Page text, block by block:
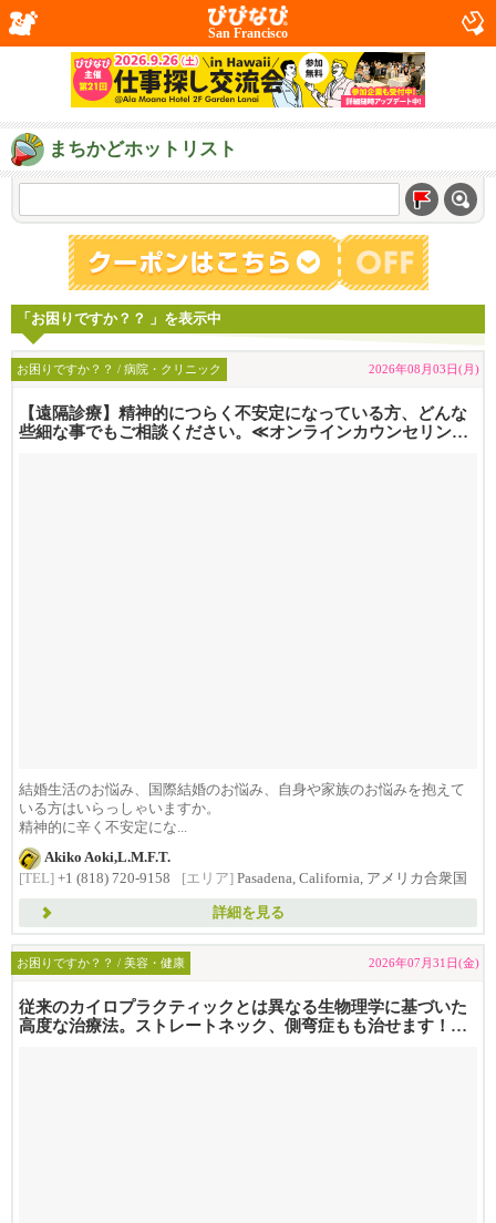
San Francisco
まちかどホットリスト
「お困りですか？？ 」を表示中
お困りですか？？ / 病院・クリニック 2026年08月03日(月)
【遠隔診療】精神的につらく不安定になっている方、どんな
些細な事でもご相談ください。≪オンラインカウンセリング
結婚生活のお悩み、国際結婚のお悩み、自身や家族のお悩みを抱えて
いる方はいらっしゃいますか。
精神的に辛く不安定にな...
Akiko Aoki,L.M.F.T.
[TEL] +1 (818) 720-9158 [エリア] Pasadena, California, アメリカ合衆国
詳細を見る
お困りですか？？ / 美容・健康 2026年07月31日(金)
従来のカイロプラクティックとは異なる生物理学に基づいた
高度な治療法。ストレートネック、側弯症もも治せます！